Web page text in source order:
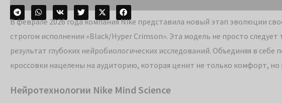
В феврале 2026 года компания Nike представила новый этап эволюции
строгом исполнении «Black/Hyper Crimson». Эта модель не просто
результат глубоких нейробиологических исследований. Объединяя в
кроссовки нацелены на аудиторию, которая ценит не только комфорт,
Нейротехнологии Nike Mind Science